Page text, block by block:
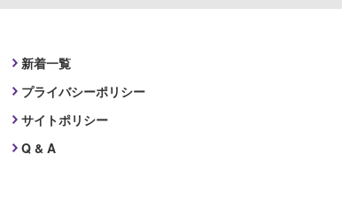
新着一覧
プライバシーポリシー
サイトポリシー
Q & A